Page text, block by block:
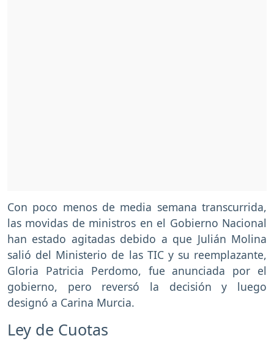
Con poco menos de media semana transcurrida,
las movidas de ministros en el Gobierno Nacional
han estado agitadas debido a que Julián Molina
salió del Ministerio de las TIC y su reemplazante,
Gloria Patricia Perdomo, fue anunciada por el
gobierno, pero reversó la decisión y luego
designó a Carina Murcia.
Ley de Cuotas